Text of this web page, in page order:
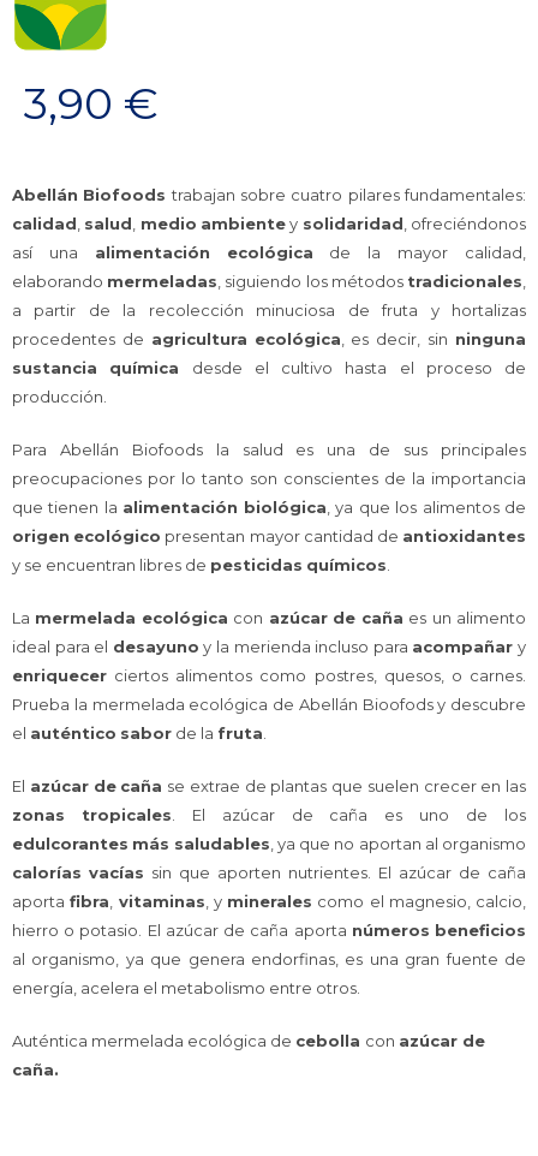
3,90 €
Abellán Biofoods trabajan sobre cuatro pilares fundamentales:
calidad salud medio ambientey solidaridad , ofreciéndonos
así una alimentación ecológica de la mayor calidad,
elaborando mermeladas , siguiendo los métodos tradicionales
a partir de la recolección minuciosa de fruta y hortalizas
procedentes de agricultura ecológica , es decir, sin ninguna
sustancia
química desde el cultivo hasta el proceso de
producción.
Para Abellán Biofoods la salud es una de sus principales
preocupaciones por lo tanto son conscientes de la importancia
que tienen la alimentación biológica , ya que los alimentos de
origen ecológico presentan mayor cantidad de antioxidantes
y se encuentran libres de pesticidas químicos
La mermelada ecológica con azúcar de caña es un alimento
ideal para el desayuno y la merienda incluso para acompañar y
enriquecer ciertos alimentos como postres, quesos, o carnes.
Prueba la mermelada ecológica de Abellán Bioofods y descubre
el auténtico sabor de la fruta
El azúcar de caña se extrae de plantas que suelen crecer en las
zonas
tropicales . El azúcar de caña es uno de los
edulcorantes más saludables , ya que no aportan al organismo
calorías vacías sin que aporten nutrientes. El azúcar de caña
aportafibra vitaminas , y minerales como el magnesio, calcio,
hierro o potasio. El azúcar de caña aporta números beneficios
al organismo, ya que genera endorfinas, es una gran fuente de
energía, acelera el metabolismo entre otros.
Auténtica mermelada ecológica de cebolla con azúcar de
caña.